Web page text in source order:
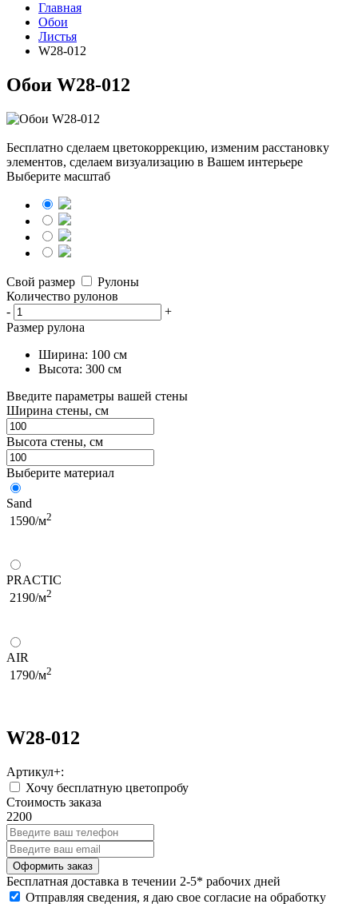
Главная
Обои
Листья
W28-012
Обои W28-012
Бесплатно сделаем цветокоррекцию, изменим расстановку
элементов, сделаем визуализацию в Вашем интерьере
Выберите масштаб
Свой размер
Рулоны
Количество рулонов
-
+
Размер рулона
Ширина: 100 см
Высота: 300 см
Введите параметры вашей стены
Ширина стены, см
Высота стены, см
Выберите материал
Sand
1590/м2
PRACTIC
2190/м2
AIR
1790/м2
W28-012
Артикул+:
Хочу бесплатную цветопробу
Стоимость заказа
2200
Бесплатная доставка в течении 2-5* рабочих дней
Отправляя сведения, я даю свое согласие на обработку